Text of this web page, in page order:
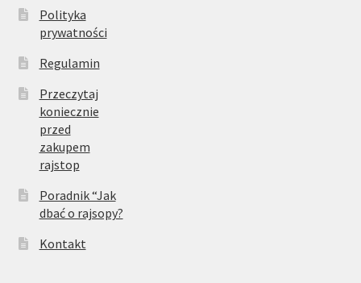
Polityka
prywatności
Regulamin
Przeczytaj
koniecznie
przed
zakupem
rajstop
Poradnik “Jak
dbać o rajsopy?
Kontakt